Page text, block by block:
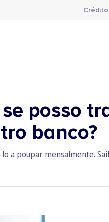
posso
banco?
a poupar mensalmente.